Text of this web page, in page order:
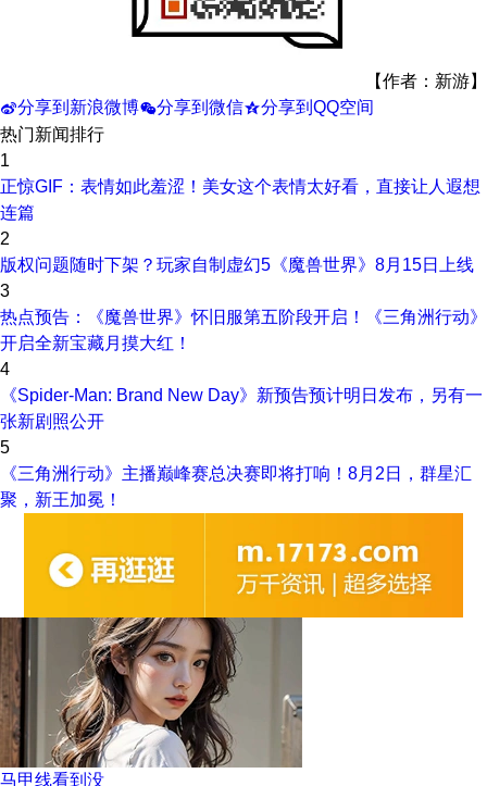
【作者：新游】
t分享到新浪微博w分享到微信z分享到QQ空间
热门新闻排行
1
正惊GIF：表情如此羞涩！美女这个表情太好看，直接让人遐想
连篇
2
版权问题随时下架？玩家自制虚幻5《魔兽世界》8月15日上线
3
热点预告：《魔兽世界》怀旧服第五阶段开启！《三角洲行动》
开启全新宝藏月摸大红！
4
《Spider-Man: Brand New Day》新预告预计明日发布，另有一
张新剧照公开
5
《三角洲行动》主播巅峰赛总决赛即将打响！8月2日，群星汇
聚，新王加冕！
马甲线看到没